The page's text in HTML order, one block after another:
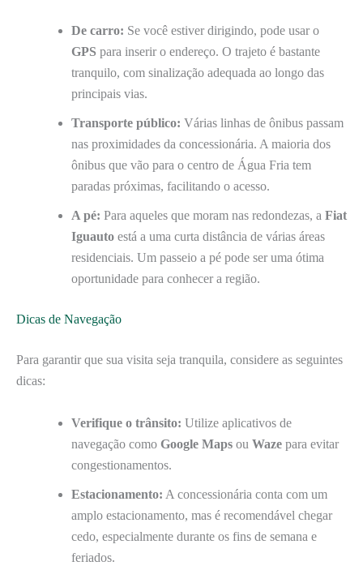
De carro: Se você estiver dirigindo, pode usar o
GPS para inserir o endereço. O trajeto é bastante
tranquilo, com sinalização adequada ao longo das
principais vias.
Transporte público: Várias linhas de ônibus passam
nas proximidades da concessionária. A maioria dos
ônibus que vão para o centro de Água Fria tem
paradas próximas, facilitando o acesso.
A pé: Para aqueles que moram nas redondezas, a Fiat
Iguauto está a uma curta distância de várias áreas
residenciais. Um passeio a pé pode ser uma ótima
oportunidade para conhecer a região.
Dicas de Navegação
Para garantir que sua visita seja tranquila, considere as seguintes
dicas:
Verifique o trânsito: Utilize aplicativos de
navegação como Google Maps ou Waze para evitar
congestionamentos.
Estacionamento: A concessionária conta com um
amplo estacionamento, mas é recomendável chegar
cedo, especialmente durante os fins de semana e
feriados.